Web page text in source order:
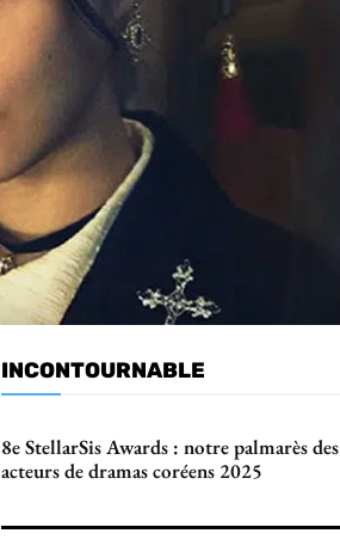
INCONTOURNABLE
8e StellarSis Awards : notre palmarès des
acteurs de dramas coréens 2025